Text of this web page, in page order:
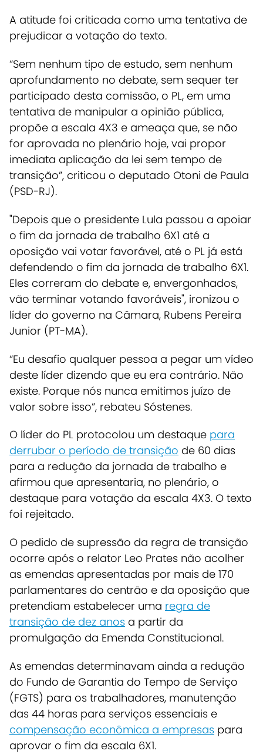
A atitude foi criticada como uma tentativa de
prejudicar a votação do texto.
“Sem nenhum tipo de estudo, sem nenhum
aprofundamento no debate, sem sequer ter
participado desta comissão, o PL, em uma
tentativa de manipular a opinião pública,
propõe a escala 4X3 e ameaça que, se não
for aprovada no plenário hoje, vai propor
imediata aplicação da lei sem tempo de
transição”, criticou o deputado Otoni de Paula
(PSD-RJ).
"Depois que o presidente Lula passou a apoiar
o fim da jornada de trabalho 6X1 até a
oposição vai votar favorável, até o PL já está
defendendo o fim da jornada de trabalho 6X1.
Eles correram do debate e, envergonhados,
vão terminar votando favoráveis", ironizou o
líder do governo na Câmara, Rubens Pereira
Junior (PT-MA).
“Eu desafio qualquer pessoa a pegar um vídeo
deste líder dizendo que eu era contrário. Não
existe. Porque nós nunca emitimos juízo de
valor sobre isso”, rebateu Sóstenes.
O líder do PL protocolou um destaque para
derrubar o período de transição de 60 dias
para a redução da jornada de trabalho e
afirmou que apresentaria, no plenário, o
destaque para votação da escala 4X3. O texto
foi rejeitado.
O pedido de supressão da regra de transição
ocorre após o relator Leo Prates não acolher
as emendas apresentadas por mais de 170
parlamentares do centrão e da oposição que
pretendiam estabelecer uma regra de
transição de dez anos a partir da
promulgação da Emenda Constitucional.
As emendas determinavam ainda a redução
do Fundo de Garantia do Tempo de Serviço
(FGTS) para os trabalhadores, manutenção
das 44 horas para serviços essenciais e
compensação econômica a empresas para
aprovar o fim da escala 6X1.